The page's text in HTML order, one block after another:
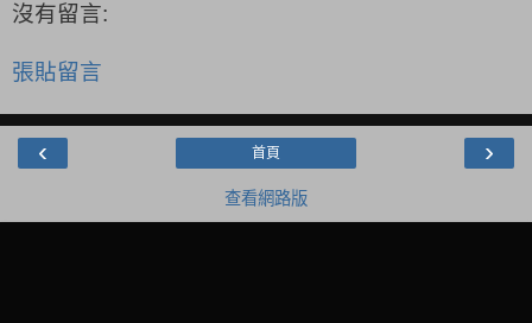
沒有留言:
張貼留言
‹ ›
首頁
查看網路版